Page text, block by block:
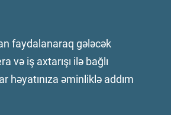
faydalanaraq gələcək
və iş axtarışı ilə bağlı
əminliklə addım